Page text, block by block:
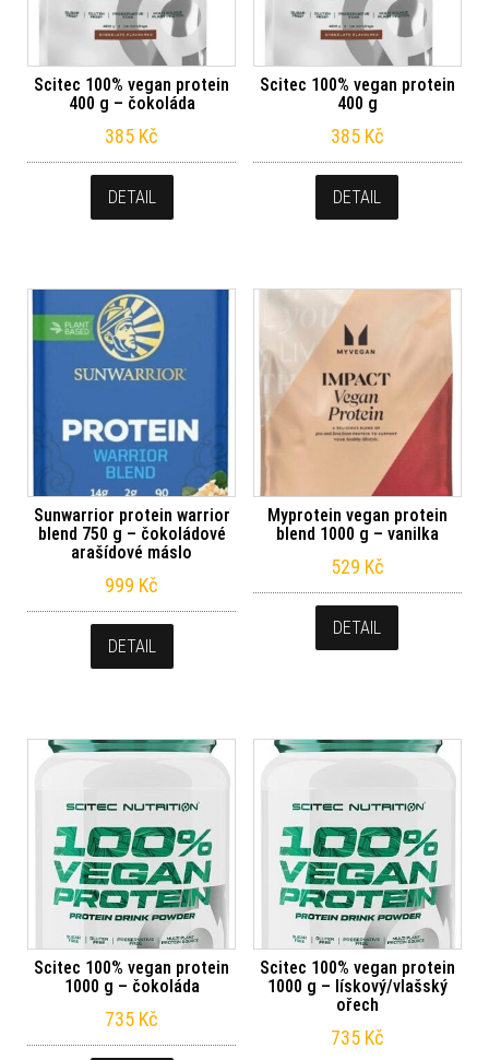
Scitec 100% vegan protein
400 g – čokoláda
385 Kč
DETAIL
Scitec 100% vegan protein
400 g
385 Kč
DETAIL
Sunwarrior protein warrior
blend 750 g – čokoládové
arašídové máslo
999 Kč
DETAIL
Myprotein vegan protein
blend 1000 g – vanilka
529 Kč
DETAIL
Scitec 100% vegan protein
1000 g – čokoláda
735 Kč
Scitec 100% vegan protein
1000 g – lískový/vlašský
ořech
735 Kč